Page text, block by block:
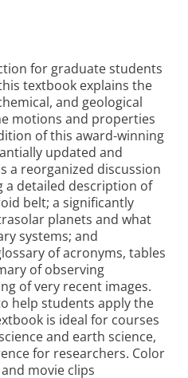
for graduate students
textbook explains the
and geological
motions and properties
of this award-winning
updated and
a reorganized discussion
a detailed description of
belt; a significantly
planets and what
systems; and
of acronyms, tables
of observing
of very recent images.
help students apply the
is ideal for courses
and earth science,
for researchers. Color
movie clips